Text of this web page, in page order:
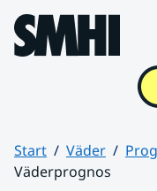
Hoppa till sidans innehåll
Start Väder
Väderprognos